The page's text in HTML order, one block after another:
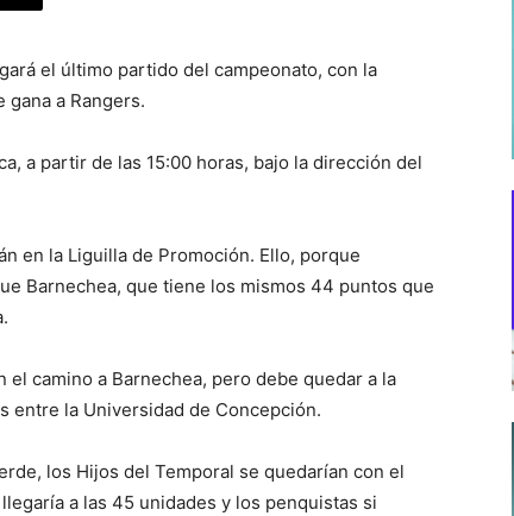
el último partido del campeonato, con la
a Rangers.
a partir de las 15:00 horas, bajo la dirección del
en la Liguilla de Promoción. Ello, porque
Barnechea, que tiene los mismos 44 puntos que
camino a Barnechea, pero debe quedar a la
entre la Universidad de Concepción.
los Hijos del Temporal se quedarían con el
a las 45 unidades y los penquistas si